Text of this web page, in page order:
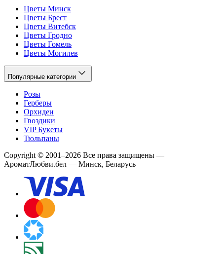
Цветы Минск
Цветы Брест
Цветы Витебск
Цветы Гродно
Цветы Гомель
Цветы Могилев
Популярные категории
Розы
Герберы
Орхидеи
Гвоздики
VIP Букеты
Тюльпаны
Copyright © 2001–2026 Все права защищены —
АроматЛюбви.бел — Минск, Беларусь